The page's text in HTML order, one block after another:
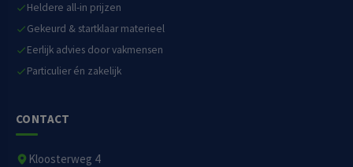
Heldere all-in prijzen
Gekeurd & startklaar materieel
Eerlijk advies door vakmensen
Particulier én zakelijk
CONTACT
Kloosterweg 4